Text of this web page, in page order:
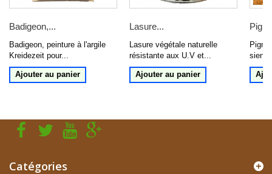
Badigeon,...
Badigeon, peinture à l'argile
Kreidezeit pour...
Ajouter au panier
Lasure...
Lasure végétale naturelle
résistante aux U.V et...
Ajouter au panier
Catégories